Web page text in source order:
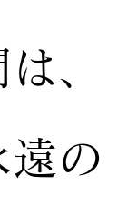
、
遠の